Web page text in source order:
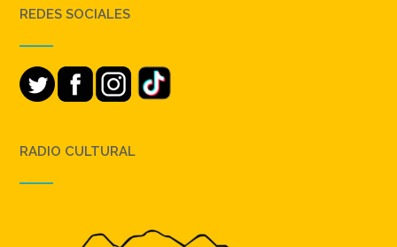
REDES SOCIALES
RADIO CULTURAL